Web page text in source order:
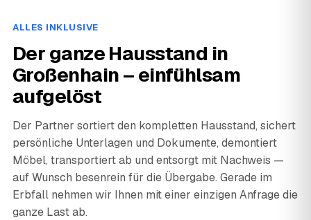
ALLES INKLUSIVE
Der ganze Hausstand in
Großenhain – einfühlsam
aufgelöst
Der Partner sortiert den kompletten Hausstand, sichert
persönliche Unterlagen und Dokumente, demontiert
Möbel, transportiert ab und entsorgt mit Nachweis —
auf Wunsch besenrein für die Übergabe. Gerade im
Erbfall nehmen wir Ihnen mit einer einzigen Anfrage die
ganze Last ab.